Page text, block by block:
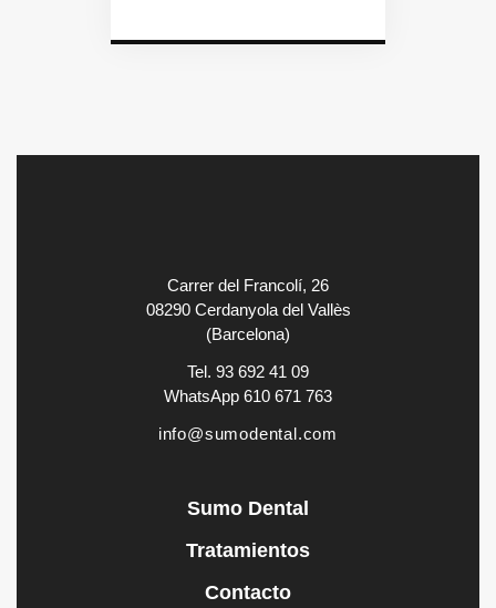
Carrer del Francolí, 26
08290 Cerdanyola del Vallès
(Barcelona)
Tel. 93 692 41 09
WhatsApp 610 671 763
info@sumodental.com
Sumo Dental
Tratamientos
Contacto